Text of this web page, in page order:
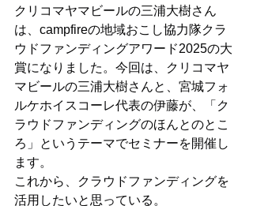
クリコマヤマビールの三浦大樹さん
は、campfireの地域おこし協力隊クラ
ウドファンディングアワード2025の大
賞になりました。今回は、クリコマヤ
マビールの三浦大樹さんと、宮城フォ
ルケホイスコーレ代表の伊藤が、「ク
ラウドファンディングのほんとのとこ
ろ」というテーマでセミナーを開催し
ます。
これから、クラウドファンディングを
活用したいと思っている。